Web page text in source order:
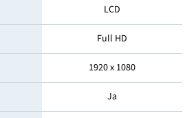
LCD
Full HD
1920 x 1080
Ja